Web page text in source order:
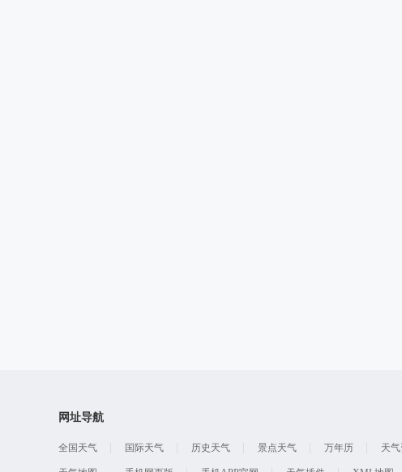
网址导航
全国天气 国际天气 历史天气 景点天气 万年历 天